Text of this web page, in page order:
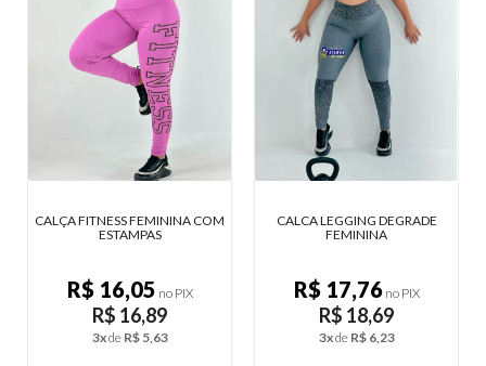
CALCA LEGGING DEGRADE
FEMININA
R$ 17,76no PIX
R$ 18,69
3xdeR$ 6,23
CALÇA LEGGING FITNESS
SUPLEX LISO G
R$ 15,34no PIX
R$ 16,15
R$ 17,00